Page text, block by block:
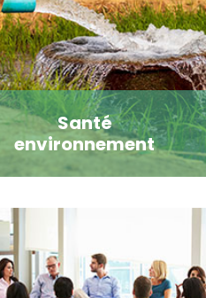
Santé
environnement